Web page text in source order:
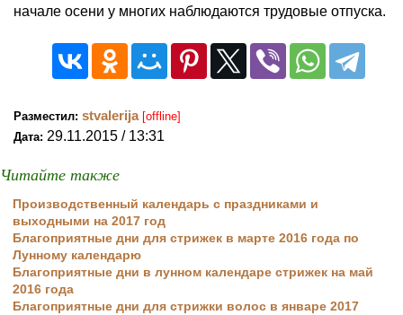
начале осени у многих наблюдаются трудовые отпуска.
Разместил: stvalerija [offline]
Дата: 29.11.2015 / 13:31
Читайте также
Производственный календарь с праздниками и
выходными на 2017 год
Благоприятные дни для стрижек в марте 2016 года по
Лунному календарю
Благоприятные дни в лунном календаре стрижек на май
2016 года
Благоприятные дни для стрижки волос в январе 2017